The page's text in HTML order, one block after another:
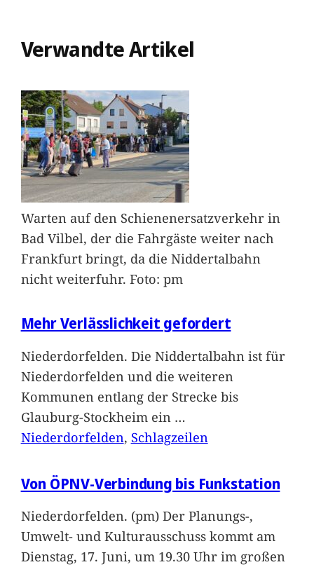
Verwandte Artikel
Warten auf den Schienenersatzverkehr in
Bad Vilbel, der die Fahrgäste weiter nach
Frankfurt bringt, da die Niddertalbahn
nicht weiterfuhr. Foto: pm
Mehr Verlässlichkeit gefordert
Niederdorfelden. Die Niddertalbahn ist für
Niederdorfelden und die weiteren
Kommunen entlang der Strecke bis
Glauburg-Stockheim ein …
Niederdorfelden, Schlagzeilen
Von ÖPNV-Verbindung bis Funkstation
Niederdorfelden. (pm) Der Planungs-,
Umwelt- und Kulturausschuss kommt am
Dienstag, 17. Juni, um 19.30 Uhr im großen